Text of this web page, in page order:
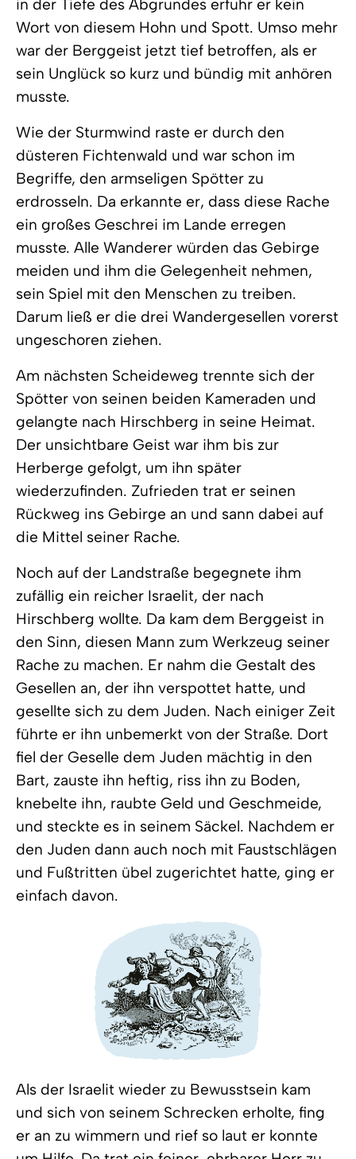
in der Tiefe des Abgrundes erfuhr er kein
Wort von diesem Hohn und Spott. Umso mehr
war der Berggeist jetzt tief betroffen, als er
sein Unglück so kurz und bündig mit anhören
musste.
Wie der Sturmwind raste er durch den
düsteren Fichtenwald und war schon im
Begriffe, den armseligen Spötter zu
erdrosseln. Da erkannte er, dass diese Rache
ein großes Geschrei im Lande erregen
musste. Alle Wanderer würden das Gebirge
meiden und ihm die Gelegenheit nehmen,
sein Spiel mit den Menschen zu treiben.
Darum ließ er die drei Wandergesellen vorerst
ungeschoren ziehen.
Am nächsten Scheideweg trennte sich der
Spötter von seinen beiden Kameraden und
gelangte nach Hirschberg in seine Heimat.
Der unsichtbare Geist war ihm bis zur
Herberge gefolgt, um ihn später
wiederzufinden. Zufrieden trat er seinen
Rückweg ins Gebirge an und sann dabei auf
die Mittel seiner Rache.
Noch auf der Landstraße begegnete ihm
zufällig ein reicher Israelit, der nach
Hirschberg wollte. Da kam dem Berggeist in
den Sinn, diesen Mann zum Werkzeug seiner
Rache zu machen. Er nahm die Gestalt des
Gesellen an, der ihn verspottet hatte, und
gesellte sich zu dem Juden. Nach einiger Zeit
führte er ihn unbemerkt von der Straße. Dort
fiel der Geselle dem Juden mächtig in den
Bart, zauste ihn heftig, riss ihn zu Boden,
knebelte ihn, raubte Geld und Geschmeide,
und steckte es in seinem Säckel. Nachdem er
den Juden dann auch noch mit Faustschlägen
und Fußtritten übel zugerichtet hatte, ging er
einfach davon.
Als der Israelit wieder zu Bewusstsein kam
und sich von seinem Schrecken erholte, fing
er an zu wimmern und rief so laut er konnte